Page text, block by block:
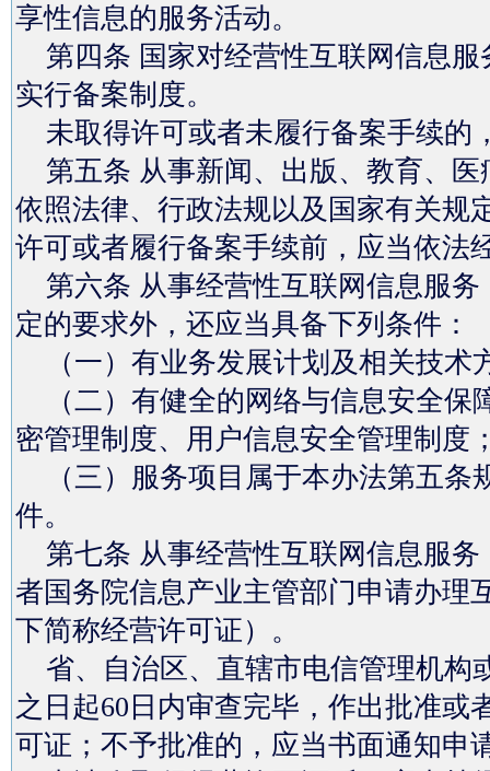
享性信息的服务活动。
第四条 国家对经营性互联网信息服
实行备案制度。
未取得许可或者未履行备案手续的
第五条 从事新闻、出版、教育、医
依照法律、行政法规以及国家有关规
许可或者履行备案手续前，应当依法
第六条 从事经营性互联网信息服务
定的要求外，还应当具备下列条件：
（一）有业务发展计划及相关技术
（二）有健全的网络与信息安全保
密管理制度、用户信息安全管理制度
（三）服务项目属于本办法第五条
件。
第七条 从事经营性互联网信息服务
者国务院信息产业主管部门申请办理
下简称经营许可证）。
省、自治区、直辖市电信管理机构
之日起60日内审查完毕，作出批准或
可证；不予批准的，应当书面通知申